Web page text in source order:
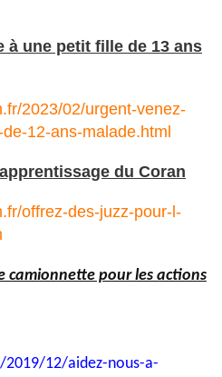
à une petit fille de 13 ans
2023/02/urgent-venez-
12-ans-malade.html
du Coran
offrez-des-juzz-pour-l-
camionnette pour les actions
2019/12/aidez-nous-a-